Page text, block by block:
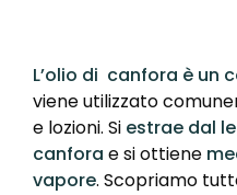
L’olio di canfora è un
viene utilizzato
e lozioni. Si estrae dal
canfora e si ottiene
vapore. Scopriamo